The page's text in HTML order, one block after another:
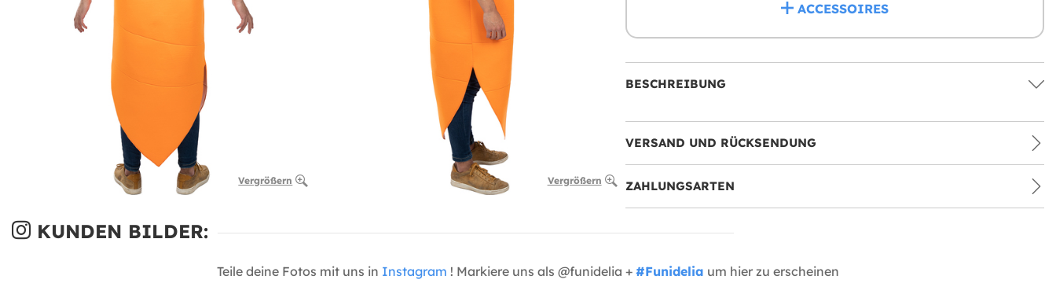
Vergrößern Vergrößern
ACCESSOIRES
BESCHREIBUNG
VERSAND UND RÜCKSENDUNG
ZAHLUNGSARTEN
KUNDEN BILDER:
Teile deine Fotos mit uns in Instagram ! Markiere uns als @funidelia + #Funidelia um hier zu erscheinen